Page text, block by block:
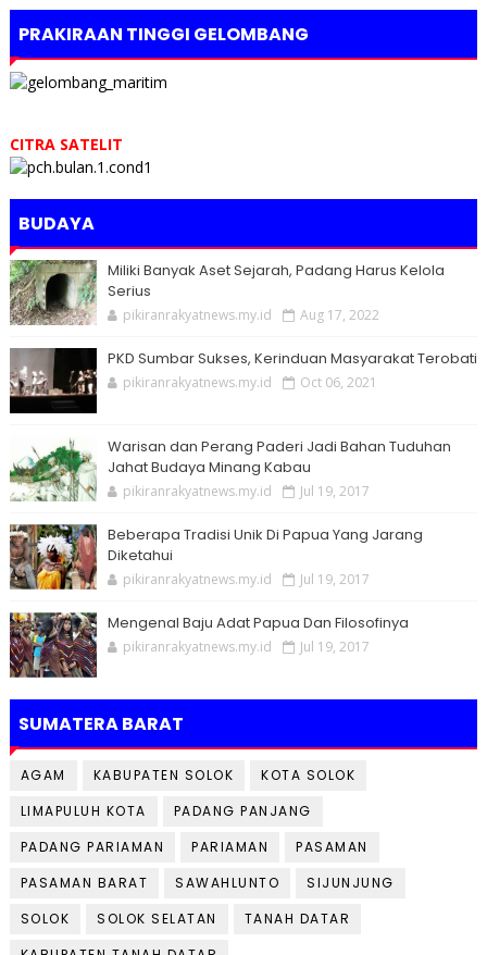
PRAKIRAAN TINGGI GELOMBANG
CITRA SATELIT
BUDAYA
Miliki Banyak Aset Sejarah, Padang Harus Kelola
Serius
pikiranrakyatnews.my.id Aug 17, 2022
PKD Sumbar Sukses, Kerinduan Masyarakat Terobati
pikiranrakyatnews.my.id Oct 06, 2021
Warisan dan Perang Paderi Jadi Bahan Tuduhan
Jahat Budaya Minang Kabau
pikiranrakyatnews.my.id Jul 19, 2017
Beberapa Tradisi Unik Di Papua Yang Jarang
Diketahui
pikiranrakyatnews.my.id Jul 19, 2017
Mengenal Baju Adat Papua Dan Filosofinya
pikiranrakyatnews.my.id Jul 19, 2017
SUMATERA BARAT
AGAM KABUPATEN SOLOK
KOTA SOLOK
LIMAPULUH KOTA
PADANG PANJANG
PADANG PARIAMAN
PARIAMAN
PASAMAN
PASAMAN BARAT
SAWAHLUNTO
SIJUNJUNG
SOLOK
SOLOK SELATAN
TANAH DATAR